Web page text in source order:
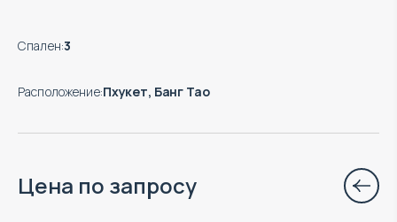
Спален:3
Расположение:Пхукет, Банг Тао
Цена по запросу